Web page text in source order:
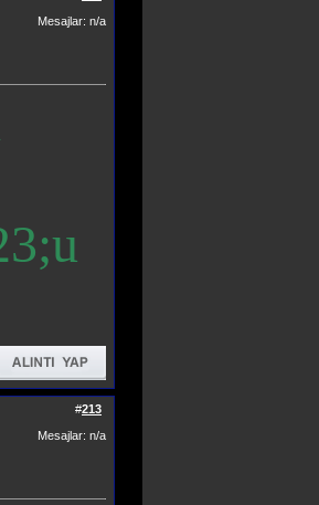
Mesajlar: n/a
#213
Mesajlar: n/a